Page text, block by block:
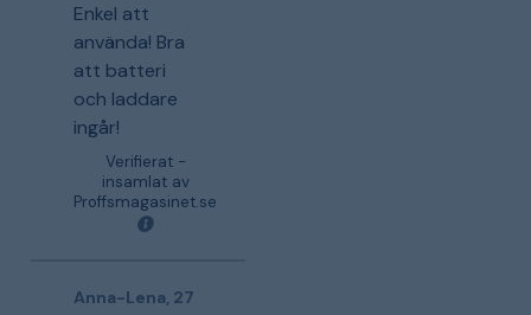
Enkel att
använda! Bra
att batteri
och laddare
ingår!
Verifierat -
insamlat av
Proffsmagasinet.se
Anna-Lena, 27